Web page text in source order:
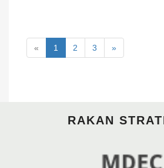
« 1 2 3 »
RAKAN